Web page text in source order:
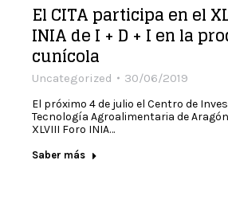
El CITA participa en el
INIA de I + D + I en la
cunícola
Uncategorized 30/06/2019
El próximo 4 de julio el Centro de
Tecnología Agroalimentaria de
XLVIII Foro INIA…
Saber más